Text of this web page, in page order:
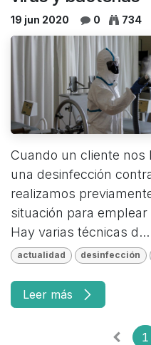
19 jun 2020 0 734
Cuando un cliente nos
una desinfección
realizamos
situación para
Hay varias técnicas d...
actualidad desinfección
Leer más
1